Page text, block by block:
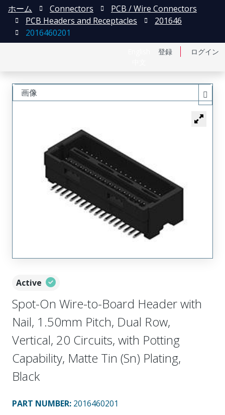
登録 ログイン
ホーム Connectors
PCB / Wire Connectors
PCB Headers and Receptacles
201646
2016460201
Active
Spot-On Wire-to-Board Header with
Nail, 1.50mm Pitch, Dual Row,
Vertical, 20 Circuits, with Potting
Capability, Matte Tin (Sn) Plating,
Black
PART NUMBER: 2016460201
画像